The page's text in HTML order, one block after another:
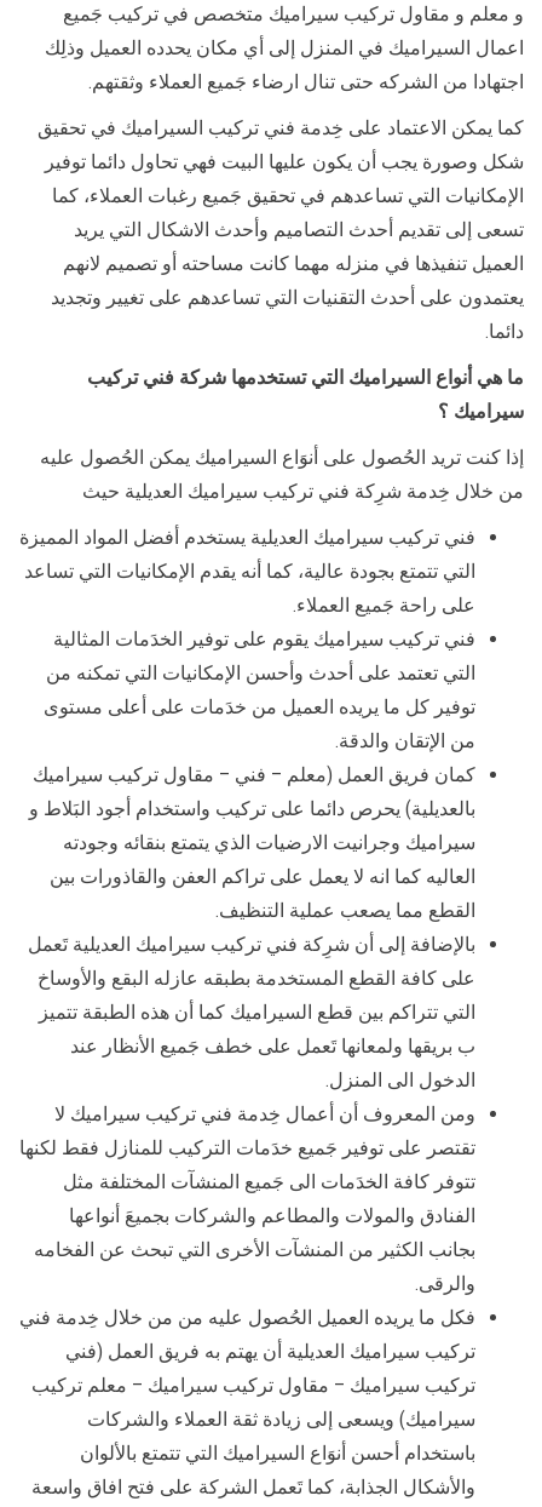
و معلم و مقاول تركيب سيراميك متخصص في تركيب جَميع
اعمال السيراميك في المنزل إلى أي مكان يحدده العميل وذلِك
اجتهادا من الشركه حتى تنال ارضاء جَميع العملاء وثقتهم.
كما يمكن الاعتماد على خِدمة فني تركيب السيراميك في تحقيق
شكل وصورة يجب أن يكون عليها البيت فهي تحاول دائما توفير
الإمكانيات التي تساعدهم في تحقيق جَميع رغبات العملاء، كما
تسعى إلى تقديم أحدث التصاميم وأحدث الاشكال التي يريد
العميل تنفيذها في منزله مهما كانت مساحته أو تصميم لانهم
يعتمدون على أحدث التقنيات التي تساعدهم على تغيير وتجديد
دائما.
ما هي أنواع السيراميك التي تستخدمها شركة فني تركيب
سيراميك ؟
إذا كنت تريد الحُصول على أنوَاع السيراميك يمكن الحُصول عليه
من خلال خِدمة شرِكة فني تركيب سيراميك العديلية حيث
فني تركيب سيراميك العديلية يستخدم أفضل المواد المميزة
التي تتمتع بجودة عالية، كما أنه يقدم الإمكانيات التي تساعد
على راحة جَميع العملاء.
فني تركيب سيراميك يقوم على توفير الخدَمات المثالية
التي تعتمد على أحدث وأحسن الإمكانيات التي تمكنه من
توفير كل ما يريده العميل من خدَمات على أعلى مستوى
من الإتقان والدقة.
كمان فريق العمل (معلم – فني – مقاول تركيب سيراميك
بالعديلية) يحرص دائما على تركيب واستخدام أجود البَلاط و
سيراميك وجرانيت الارضيات الذي يتمتع بنقائه وجودته
العاليه كما انه لا يعمل على تراكم العفن والقاذورات بين
القطع مما يصعب عملية التنظيف.
بالإضافة إلى أن شرِكة فني تركيب سيراميك العديلية تَعمل
على كافة القطع المستخدمة بطبقه عازله البقع والأوساخ
التي تتراكم بين قطع السيراميك كما أن هذه الطبقة تتميز
ب بريقها ولمعانها تَعمل على خطف جَميع الأنظار عند
الدخول الى المنزل.
ومن المعروف أن أعمال خِدمة فني تركيب سيراميك لا
تقتصر على توفير جَميع خدَمات التركيب للمنازل فقط لكنها
تتوفر كافة الخدَمات الى جَميع المنشآت المختلفة مثل
الفنادق والمولات والمطاعم والشركات بجميعَ أنواعها
بجانب الكثير من المنشآت الأخرى التي تبحث عن الفخامه
والرقى.
فكل ما يريده العميل الحُصول عليه من من خلال خِدمة فني
تركيب سيراميك العديلية أن يهتم به فريق العمل (فني
تركيب سيراميك – مقاول تركيب سيراميك – معلم تركيب
سيراميك) ويسعى إلى زيادة ثقة العملاء والشركات
باستخدام أحسن أنوَاع السيراميك التي تتمتع بالألوان
والأشكال الجذابة، كما تَعمل الشركة على فتح افاق واسعة